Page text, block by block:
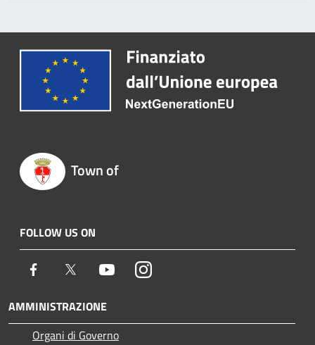
Town of
FOLLOW US ON
Facebook Twitter YoutubeInstagram
AMMINISTRAZIONE
Organi di Governo